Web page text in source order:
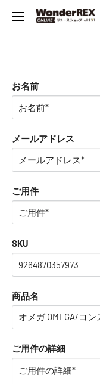
WonderREX
お名前
メールアドレス
ご用件
SKU
商品名
ご用件の詳細